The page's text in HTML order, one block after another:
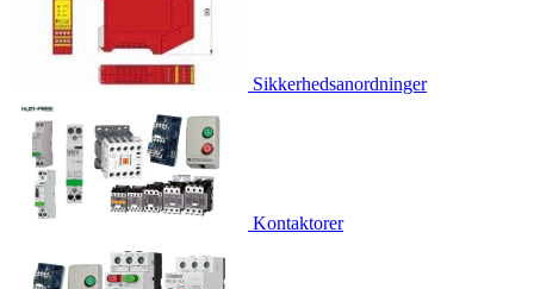
Sikkerhedsanordninger
Kontaktorer